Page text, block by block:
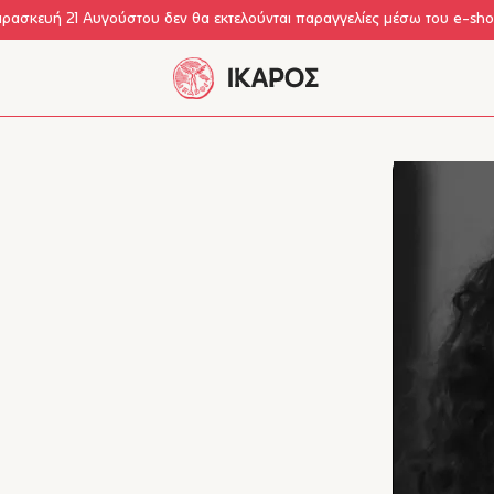
21 Αυγούστου δεν θα εκτελούνται παραγγελίες μέσω του e-